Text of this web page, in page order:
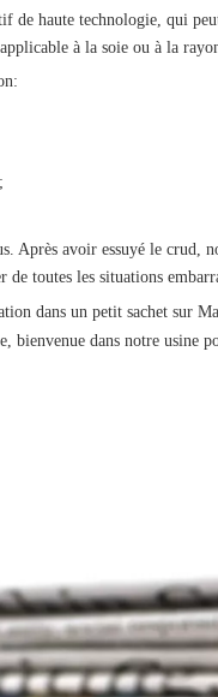
de haute technologie, qui
à la soie ou à la
Après avoir essuyé le
toutes les situations
dans un petit sachet sur
bienvenue dans notre usine